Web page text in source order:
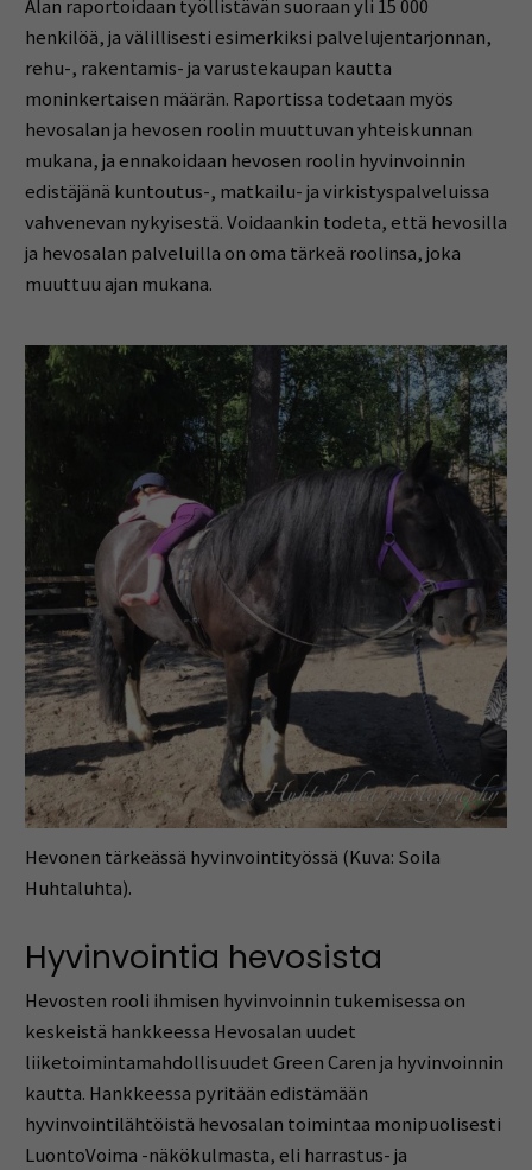
Alan raportoidaan työllistävän suoraan yli 15 000
henkilöä, ja välillisesti esimerkiksi palvelujentarjonnan,
rehu-, rakentamis- ja varustekaupan kautta
moninkertaisen määrän. Raportissa todetaan myös
hevosalan ja hevosen roolin muuttuvan yhteiskunnan
mukana, ja ennakoidaan hevosen roolin hyvinvoinnin
edistäjänä kuntoutus-, matkailu- ja virkistyspalveluissa
vahvenevan nykyisestä. Voidaankin todeta, että hevosilla
ja hevosalan palveluilla on oma tärkeä roolinsa, joka
muuttuu ajan mukana.
Hevonen tärkeässä hyvinvointityössä (Kuva: Soila
Huhtaluhta).
Hyvinvointia hevosista
Hevosten rooli ihmisen hyvinvoinnin tukemisessa on
keskeistä hankkeessa Hevosalan uudet
liiketoimintamahdollisuudet Green Caren ja hyvinvoinnin
kautta. Hankkeessa pyritään edistämään
hyvinvointilähtöistä hevosalan toimintaa monipuolisesti
LuontoVoima -näkökulmasta, eli harrastus- ja